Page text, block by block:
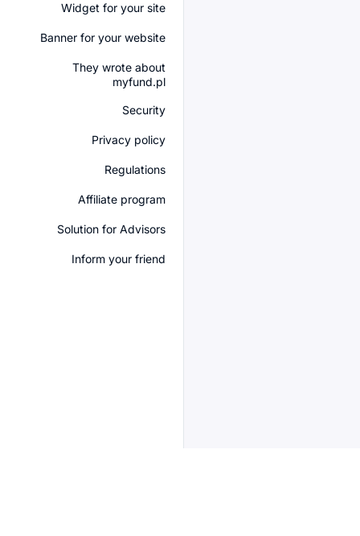
Widget for your site
Banner for your website
They wrote about
myfund.pl
Security
Privacy policy
Regulations
Affiliate program
Solution for Advisors
Inform your friend